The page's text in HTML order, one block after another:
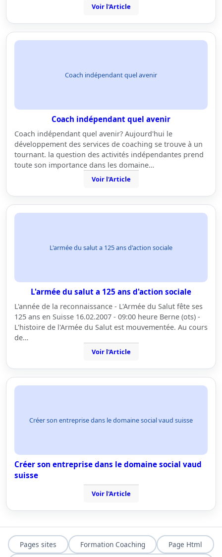
Voir l'Article
Coach indépendant quel avenir
Coach indépendant quel avenir
Coach indépendant quel avenir? Aujourd'hui le
développement des services de coaching se trouve à un
tournant. la question des activités indépendantes prend
toute son importance dans les domaine…
Voir l'Article
L'armée du salut a 125 ans d'action sociale
L'armée du salut a 125 ans d'action sociale
L'année de la reconnaissance - L'Armée du Salut fête ses
125 ans en Suisse 16.02.2007 - 09:00 heure Berne (ots) -
L'histoire de l'Armée du Salut est mouvementée. Au cours
de…
Voir l'Article
Créer son entreprise dans le domaine social vaud suisse
Créer son entreprise dans le domaine social vaud
suisse
Voir l'Article
Pages sites Formation Coaching Page Html